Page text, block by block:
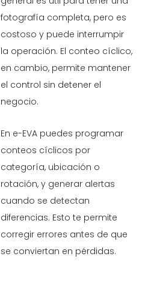
fotografía completa, pero es
costoso y puede interrumpir
la operación. El conteo cíclico,
en cambio, permite mantener
el control sin detener el
negocio.
En e-EVA puedes programar
conteos cíclicos por
categoría, ubicación o
rotación, y generar alertas
cuando se detectan
diferencias. Esto te permite
corregir errores antes de que
se conviertan en pérdidas.